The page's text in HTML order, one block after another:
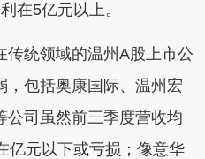
在5亿元以上。
统领域的温州A股上市公
，包括奥康国际、温州宏
公司虽然前三季度营收均
亿元以下或亏损；像意华